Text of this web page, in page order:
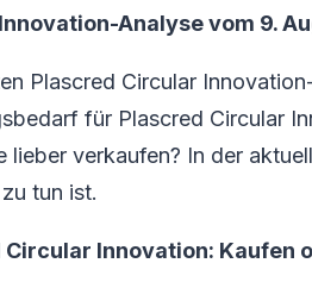
Analyse vom 9.
Plascred Circular
für Plascred Circular
lieber verkaufen? In der
tun ist.
Circular Innovation: Kaufen